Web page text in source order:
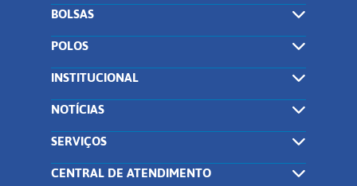
BOLSAS
POLOS
INSTITUCIONAL
NOTÍCIAS
SERVIÇOS
CENTRAL DE ATENDIMENTO